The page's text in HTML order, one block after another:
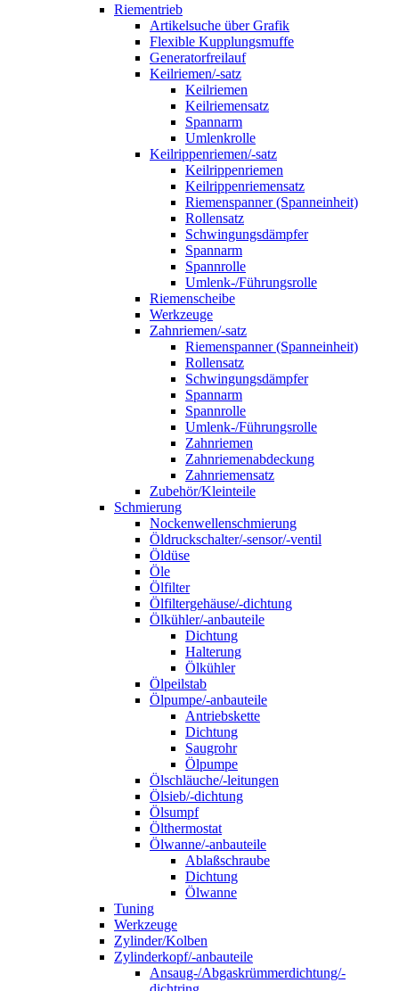
Riementrieb
Artikelsuche über Grafik
Flexible Kupplungsmuffe
Generatorfreilauf
Keilriemen/-satz
Keilriemen
Keilriemensatz
Spannarm
Umlenkrolle
Keilrippenriemen/-satz
Keilrippenriemen
Keilrippenriemensatz
Riemenspanner (Spanneinheit)
Rollensatz
Schwingungsdämpfer
Spannarm
Spannrolle
Umlenk-/Führungsrolle
Riemenscheibe
Werkzeuge
Zahnriemen/-satz
Riemenspanner (Spanneinheit)
Rollensatz
Schwingungsdämpfer
Spannarm
Spannrolle
Umlenk-/Führungsrolle
Zahnriemen
Zahnriemenabdeckung
Zahnriemensatz
Zubehör/Kleinteile
Schmierung
Nockenwellenschmierung
Öldruckschalter/-sensor/-ventil
Öldüse
Öle
Ölfilter
Ölfiltergehäuse/-dichtung
Ölkühler/-anbauteile
Dichtung
Halterung
Ölkühler
Ölpeilstab
Ölpumpe/-anbauteile
Antriebskette
Dichtung
Saugrohr
Ölpumpe
Ölschläuche/-leitungen
Ölsieb/-dichtung
Ölsumpf
Ölthermostat
Ölwanne/-anbauteile
Ablaßschraube
Dichtung
Ölwanne
Tuning
Werkzeuge
Zylinder/Kolben
Zylinderkopf/-anbauteile
Ansaug-/Abgaskrümmerdichtung/-